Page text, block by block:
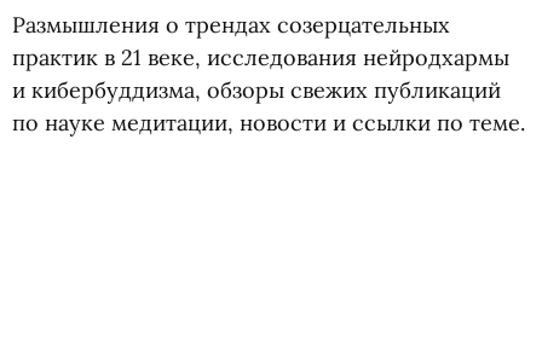
Размышления о трендах созерцательных
практик в 21 веке, исследования нейродхармы
и кибербуддизма, обзоры свежих публикаций
по науке медитации, новости и ссылки по теме.